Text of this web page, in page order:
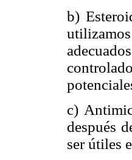
b)
c)
después
ser útiles